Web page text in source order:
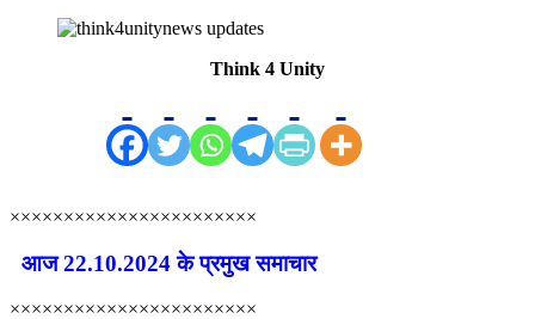
Think 4 Unity
×××××××××××××××××××××××
आज 22.10.2024 के प्रमुख समाचार
×××××××××××××××××××××××